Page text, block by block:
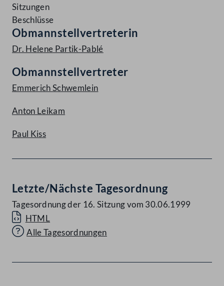
Sitzungen
Beschlüsse
Obmannstellvertreterin
Dr. Helene Partik-Pablé
Obmannstellvertreter
Emmerich Schwemlein
Anton Leikam
Paul Kiss
Letzte/Nächste Tagesordnung
Tagesordnung der 16. Sitzung vom 30.06.1999
HTML
Alle Tagesordnungen